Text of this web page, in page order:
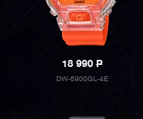
18 990P
DW-6900GL-4E